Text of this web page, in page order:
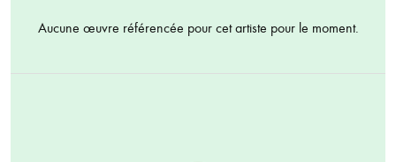
Aucune œuvre référencée pour cet artiste pour le moment.